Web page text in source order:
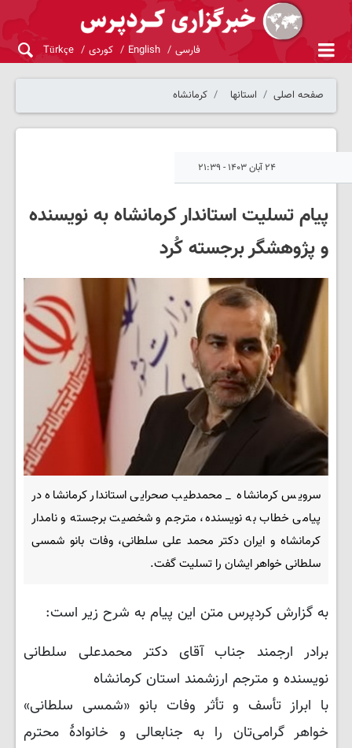
فارسی English کوردی Türkçe
صفحه اصلی استانها کرمانشاه
۲۴ آبان ۱۴۰۳ - ۲۱:۳۹
پیام تسلیت استاندار کرمانشاه به نویسنده
و پژوهشگر برجسته کُرد
سرویس کرمانشاه _ محمدطیب صحرایی استاندار کرمانشاه در
پیامی خطاب به نویسنده، مترجم و شخصیت برجسته و نامدار
کرمانشاه و ایران دکتر محمد علی سلطانی، وفات بانو شمسی
سلطانی خواهر ایشان را تسلیت گفت.
به گزارش کردپرس متن این پیام به شرح زیر است:
برادر ارجمند جناب آقای دکتر محمدعلی سلطانی
نویسنده و مترجم ارزشمند استان کرمانشاه
با ابراز تأسف و تأثر وفات بانو «شمسی سلطانی»
خواهر گرامی‌تان را به جنابعالی و خانوادۀ محترم